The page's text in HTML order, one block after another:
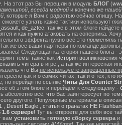
. На этот раз Вы перешли в модуль БЛОГ (
всегда модной и конечно же
, которые я Вам с радостью сейчас опишу.
узнать какие тактики используют
, de_aztec , так же в этом блоге найдёте
и как нужно атаковать на соперника.
эффекта нужно всё это применять
. Так же все ваши партнёры по команде должны
Следующая категория нашего блога -
темы такие как История возникновения
читера в игре , а так же интересная
что Вы не используете запрещённые
как и о самих читах, так и о тех, кто
но перейдя по ссылке Читы Для Counter
об этом блоге и перейдём к следующему -
абсолютно всё, что Вас заинтересует по
другого. Популярные материалы в
Desert Eagle статья о гранатах HE
1.6 сервере! Тут вы откроете для себя все
вам установить готовую сборку сервера и